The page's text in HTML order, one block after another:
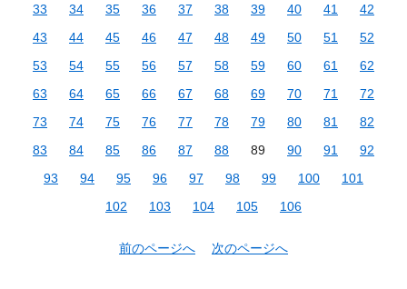
33
34 35 36 37 38 39 40 41
42
43
44 45 46 47 48 49 50 51
52
53
54 55 56 57 58 59 60 61
62
63
64 65 66 67 68 69 70 71
72
73
74 75 76 77 78 79 80 81
82
83
84 85 86 87 88 89 90 91
92
93
94 95 96 97 98 99 100
101
102
103 104 105 106
前のページへ 次のページへ